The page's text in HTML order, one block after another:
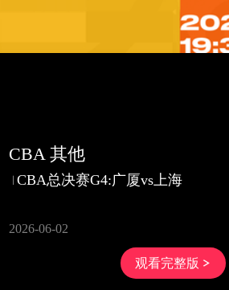
CBA 其他
CBA总决赛G4:广厦vs上海
2026-06-02
观看完整版